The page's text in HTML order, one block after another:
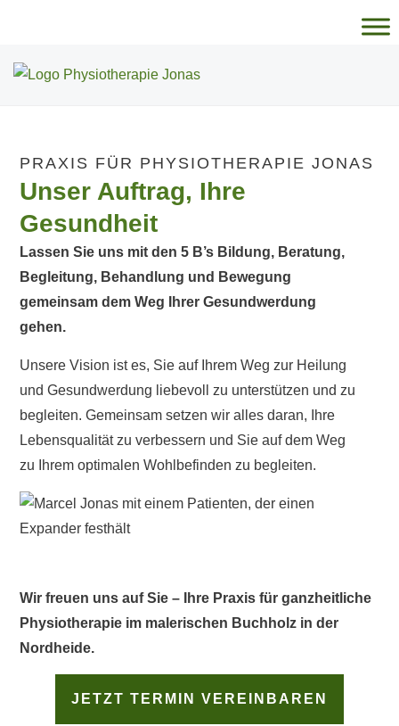
PRAXIS FÜR PHYSIOTHERAPIE JONAS
Unser Auftrag, Ihre
Gesundheit
Lassen Sie uns mit den 5 B’s Bildung, Beratung,
Begleitung, Behandlung und Bewegung
gemeinsam dem Weg Ihrer Gesundwerdung
gehen.
Unsere Vision ist es, Sie auf Ihrem Weg zur Heilung
und Gesundwerdung liebevoll zu unterstützen und zu
begleiten. Gemeinsam setzen wir alles daran, Ihre
Lebensqualität zu verbessern und Sie auf dem Weg
zu Ihrem optimalen Wohlbefinden zu begleiten.
Wir freuen uns auf Sie – Ihre Praxis für ganzheitliche
Physiotherapie im malerischen Buchholz in der
Nordheide.
JETZT TERMIN VEREINBAREN